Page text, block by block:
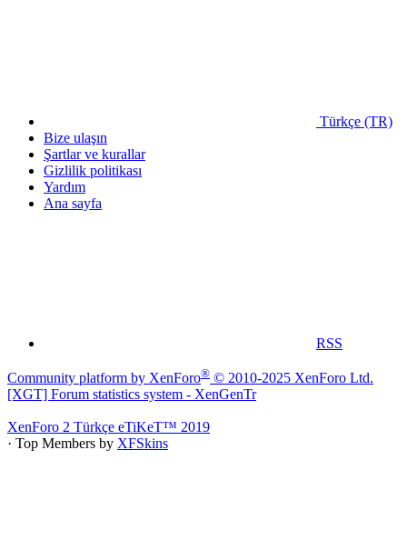
Türkçe (TR)
Bize ulaşın
Şartlar ve kurallar
Gizlilik politikası
Yardım
Ana sayfa
RSS
Community platform by XenForo® © 2010-2025 XenForo Ltd.
[XGT] Forum statistics system - XenGenTr
XenForo 2 Türkçe eTiKeT™ 2019
· Top Members by XFSkins